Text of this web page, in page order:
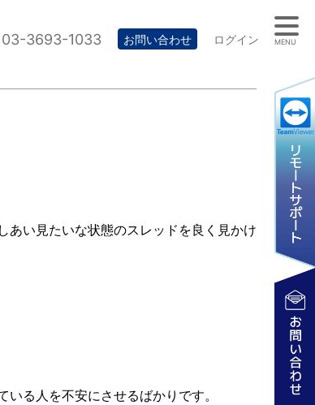
03-3693-1033 お問い合わせ ログイン
あい見たいな状態のスレッドを良く見かけ
る人を不安にさせるばかりです。
MENU